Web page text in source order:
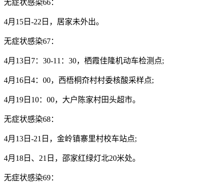
无症状感染66：
4月15日-22日，居家未外出。
无症状感染67：
4月13日7：30-11：30，栖霞佳隆机动车检测点;
4月16日4：00，西梧桐夼村村委核酸采样点;
4月19日10：00，大户陈家村田头超市。
无症状感染68：
4月13日-21日，金岭镇寨里村校车站点;
4月18日、21日，邵家红绿灯北20米处。
无症状感染69：